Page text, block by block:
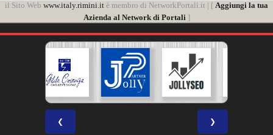
il Sito Web www.italy.rimini.it è membro di NetworkPortali.it | [ Aggiungi la tua
Azienda al Network di Portali]
❮ ❯